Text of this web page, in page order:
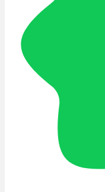
Krankheiten
Studien